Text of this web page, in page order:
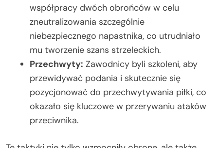
współpracy dwóch obrońców w celu
zneutralizowania szczególnie
niebezpiecznego napastnika, co utrudniało
mu tworzenie szans strzeleckich.
Przechwyty: Zawodnicy byli szkoleni, aby
przewidywać podania i skutecznie się
pozycjonować do przechwytywania piłki, co
okazało się kluczowe w przerywaniu ataków
przeciwnika.